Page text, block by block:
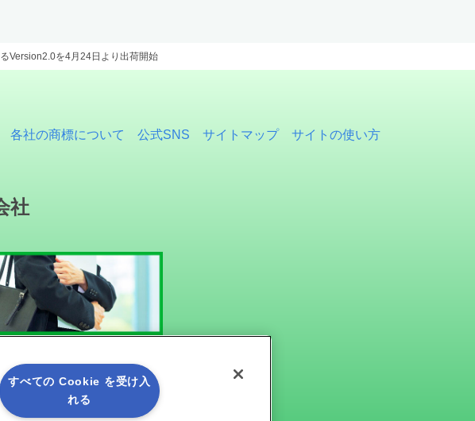
Version2.0を4月24日より出荷開始
各社の商標について 公式SNS サイトマップ サイトの使い方
社
すべての Cookie を受け入
れる